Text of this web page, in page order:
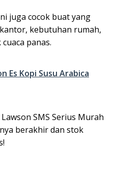
juga cocok buat yang
kebutuhan rumah,
panas.
Es Kopi Susu Arabica
SMS Serius Murah
berakhir dan stok